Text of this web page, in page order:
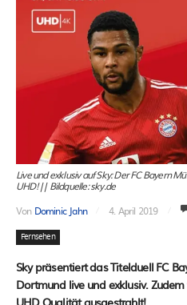
Live und exklusiv auf Sky: Der FC Bayern
UHD! || Bildquelle: sky.de
Von Dominic Jahn 4. April 2019
Fernsehen
Sky präsentiert das Titelduell FC
Dortmund live und exklusiv.
UHD Qualität ausgestrahlt!